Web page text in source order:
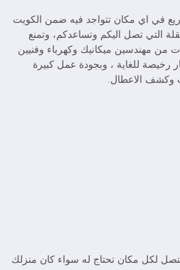
في اي مكان تتواجد فيه ضمن الكويت
التي تصل اليكم وتساعدكم، وتمنع
من مهندسين ميكانيك وكهرباء وفنيين
للغاية ، وبجودة عمل كبيرة
وكشف الاعطال.
لكل مكان تحتاج له سواء كان منزلك